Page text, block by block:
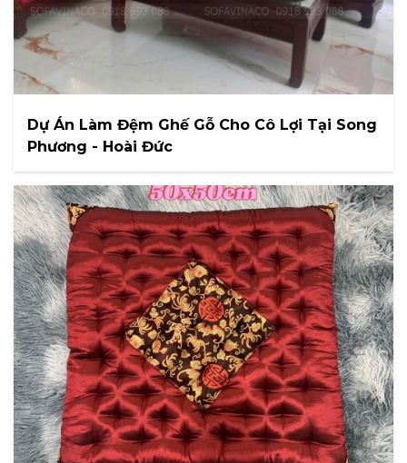
Dự Án Làm Đệm Ghế Gỗ Cho Cô Lợi Tại Song
Phương - Hoài Đức